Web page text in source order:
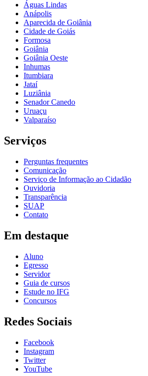
Águas Lindas
Anápolis
Aparecida de Goiânia
Cidade de Goiás
Formosa
Goiânia
Goiânia Oeste
Inhumas
Itumbiara
Jataí
Luziânia
Senador Canedo
Uruaçu
Valparaíso
Serviços
Perguntas frequentes
Comunicação
Serviço de Informação ao Cidadão
Ouvidoria
Transparência
SUAP
Contato
Em destaque
Aluno
Egresso
Servidor
Guia de cursos
Estude no IFG
Concursos
Redes Sociais
Facebook
Instagram
Twitter
YouTube